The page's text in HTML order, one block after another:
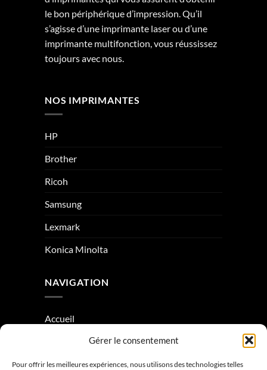
Gérer le consentement
Pour offrir les meilleures expériences, nous utilisons des technologies telles
le bon périphérique d’impression. Qu’il
s’agisse d’une imprimante laser ou d’une
imprimante multifonction, vous réussissez
toujours avec nous.
NOS IMPRIMANTES
HP
Brother
Ricoh
Samsung
Lexmark
Konica Minolta
NAVIGATION
Accueil
Condition générale de vente